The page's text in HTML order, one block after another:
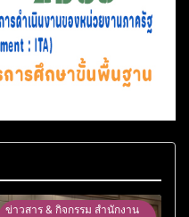
ข่าวสาร & กิจกรรม สำนักงาน